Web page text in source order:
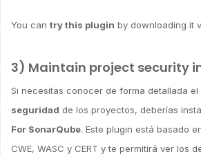
You can try this plugin by downloading it
3) Maintain project security
Si necesitas conocer de forma detallada el
seguridad de los proyectos, deberías
For SonarQube. Este plugin está basado
CWE, WASC y CERT y te permitirá ver los